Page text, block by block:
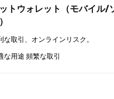
トウォレット（モバイル/
な取引、オンラインリスク。
な用途 頻繁な取引